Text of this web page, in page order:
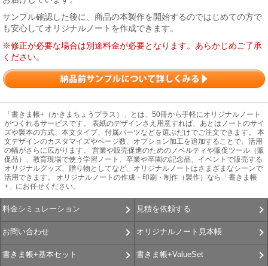
サンプル確認した後に、商品の本製作を開始するのではじめての方で
も安心してオリジナルノートを作成できます。
※修正が必要な場合は別途料金が必要となります。あらかじめご了承
ください。
「書きま帳+（かきまちょうプラス）」とは、50冊から手軽にオリジナルノート
がつくれるサービスです。 表紙のデザインさえ用意すれば、あとはノートのサイ
ズや製本の方式、本文タイプ、付属パーツなどを選ぶだけでご注文できます。 本
文デザインのカスタマイズやページ数、オプション加工を追加することで、活用
の幅がさらに広がります。 営業や販売促進のためのノベルティや販促ツール（販
促品）、教育現場で使う学習ノート、卒業や卒園の記念品、イベントで販売する
オリジナルグッズ、贈り物としてなど、オリジナルノートはさまざまなシーンで
活用できます。 オリジナルノートの作成・印刷・制作（製作）なら「書きま帳
+」にお任せください。
料金シミュレーション 見積を依頼する
お問い合わせ オリジナルノート見本帳
書きま帳+基本セット 書きま帳+ValueSet